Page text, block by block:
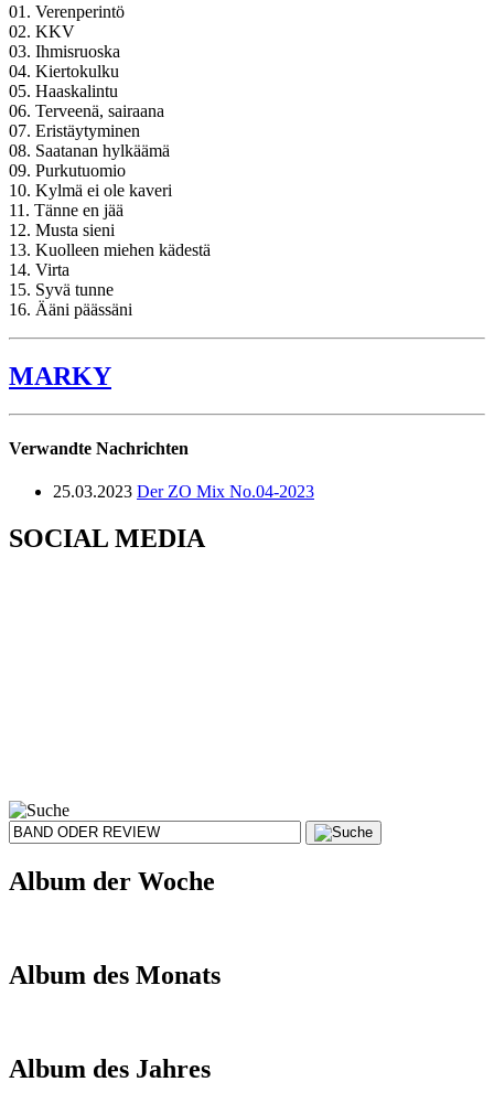
01. Verenperintö
02. KKV
03. Ihmisruoska
04. Kiertokulku
05. Haaskalintu
06. Terveenä, sairaana
07. Eristäytyminen
08. Saatanan hylkäämä
09. Purkutuomio
10. Kylmä ei ole kaveri
11. Tänne en jää
12. Musta sieni
13. Kuolleen miehen kädestä
14. Virta
15. Syvä tunne
16. Ääni päässäni
MARKY
Verwandte Nachrichten
25.03.2023 Der ZO Mix No.04-2023
SOCIAL MEDIA
Album der Woche
Album des Monats
Album des Jahres